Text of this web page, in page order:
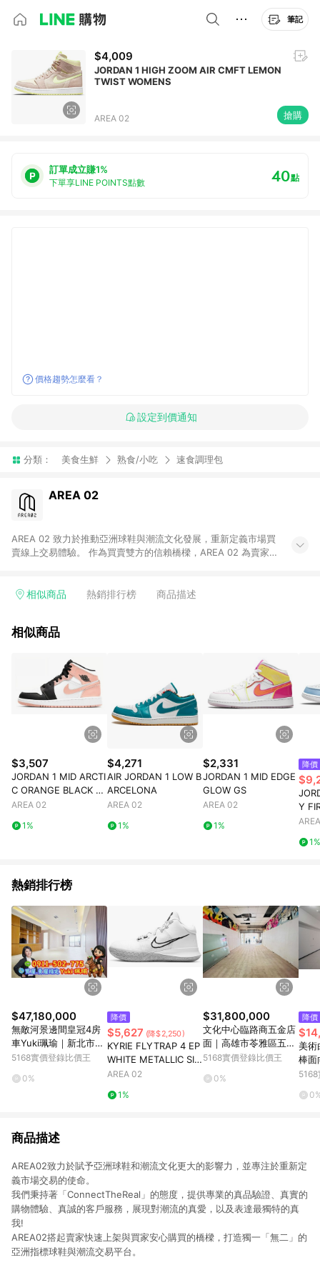
筆記
$4,009
JORDAN 1 HIGH ZOOM AIR CMFT LEMON
TWIST WOMENS
AREA 02 搶購
訂單成立賺1%
下單享LINE POINTS點數 40點
價格趨勢怎麼看？
設定到價通知
分類： 美食生鮮 熟食/小吃 速食調理包
AREA 02
AREA 02 致力於推動亞洲球鞋與潮流文化發展，重新定義市場買
賣線上交易體驗。 作為買賣雙方的信賴橋樑，AREA 02 為賣家提
鞋、街頭服飾與收藏品交易平台。 客服專線：+886-2-2706-
相似商品 熱銷排行榜 商品描述
相似商品
$3,507
JORDAN 1 MID ARCTI
C ORANGE BLACK T
OE GS
AREA 02
1%
$4,271
AIR JORDAN 1 LOW B
ARCELONA
AREA 02
1%
$2,331
JORDAN 1 MID EDGE
GLOW GS
AREA 02
1%
降價
Y
1%
熱銷排行榜
$47,180,000
無敵河景邊間皇冠4房
車Yuki珮瑜｜新北市板
橋區中山路二段
5168實價登錄比價王
0%
降價
$5,627 (降$2,250)
KYRIE FLYTRAP 4 EP
WHITE METALLIC SIL
VER
AREA 02
1%
$31,800,000
文化中心臨路商五金店
面｜高雄市苓雅區五福
一路
5168實價登錄比價王
0%
降價
美術
棒面
雄市
商品描述
AREA02致力於賦予亞洲球鞋和潮流文化更大的影響力，並專注於重新定
義市場交易的使命。
我們秉持著「ConnectTheReal」的態度，提供專業的真品驗證、真實的
購物體驗、真誠的客戶服務，展現對潮流的真愛，以及表達最獨特的真
我!
AREA02搭起賣家快速上架與買家安心購買的橋樑，打造獨一「無二」的
亞洲指標球鞋與潮流交易平台。